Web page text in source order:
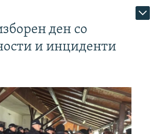
ден со
и инциденти